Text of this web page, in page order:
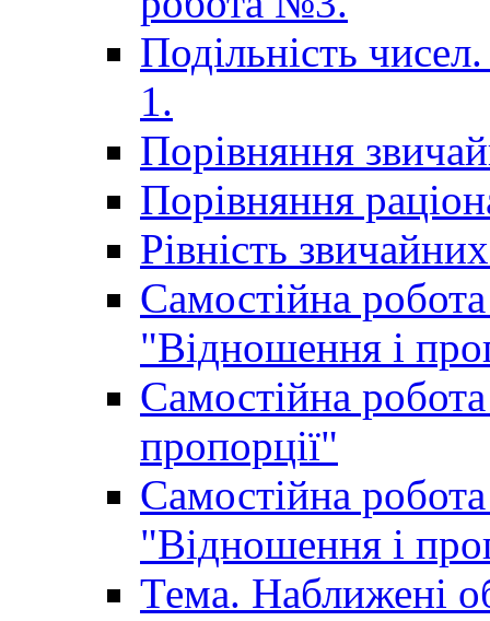
Подільність
1.
Порівняння
Порівняння
Рівність
Самостійна
"Відношення і
Самостійна
пропорції"
Самостійна
"Відношення і
Тема. Наближені